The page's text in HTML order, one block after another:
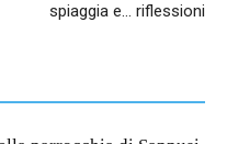
spiaggia e… riflessioni